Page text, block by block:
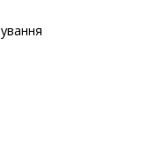
t